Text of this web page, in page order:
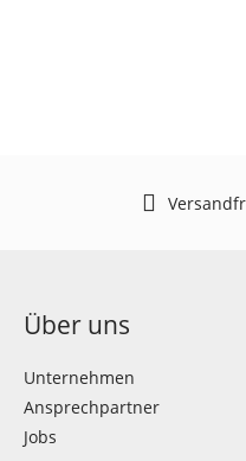
Über uns
Unternehmen
Ansprechpartner
Jobs